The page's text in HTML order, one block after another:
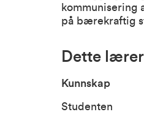
kommunisering
på bærekraftig
Dette
Kunnskap
Studenten